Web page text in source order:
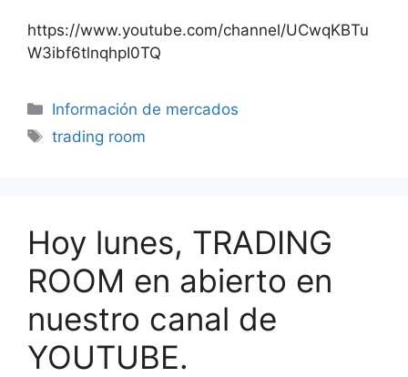
https://www.youtube.com/channel/UCwqKBTu
W3ibf6tlnqhpI0TQ
Categorías
Información de mercados
Etiquetas
trading room
Hoy lunes, TRADING
ROOM en abierto en
nuestro canal de
YOUTUBE.